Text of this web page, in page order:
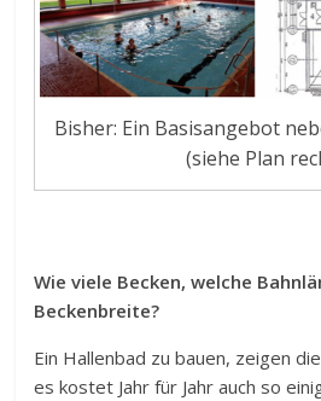
Bisher: Ein Basisangebot
(siehe Plan
Wie viele Becken, welche
Beckenbreite?
Ein Hallenbad zu bauen, zeigen
es kostet Jahr für Jahr auch so